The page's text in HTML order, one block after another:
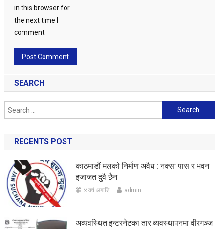
in this browser for
the next time I
comment.
SEARCH
Search
for:
RECENTS POST
काठमाडौं मलको निर्माण अवैध : नक्सा पास र भवन
इजाजत दुवै छैन
४ वर्ष अगाडि admin
अव्यवस्थित इन्टरनेटका तार व्यवस्थापनमा वीरगञ्ज